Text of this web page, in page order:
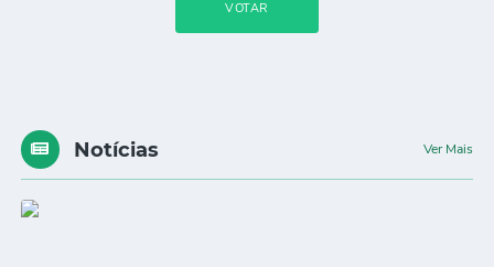
Projetos
Contas Públicas
VOTAR
Notícias Ver Mais